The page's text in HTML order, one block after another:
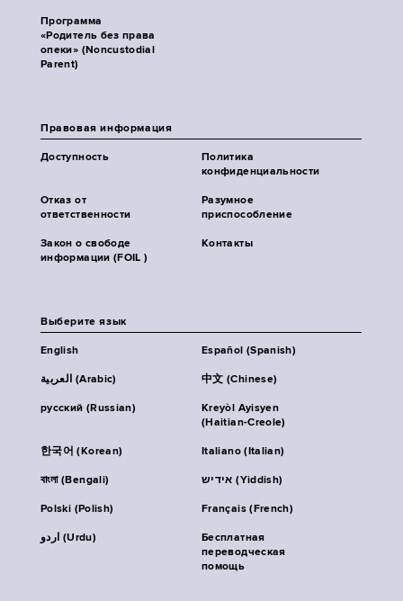
Программа
«Родитель без права
опеки» (Noncustodial
Parent)
Правовая информация
Доступность
Политика
конфиденциальности
Отказ от
ответственности
Разумное
приспособление
Закон о свободе
информации (FOIL )
Контакты
Выберите язык
English Español (Spanish)
العربية (Arabic) 中文 (Chinese)
русский (Russian)
Kreyòl Ayisyen
(Haitian-Creole)
한국어 (Korean) Italiano (Italian)
বাংলা (Bengali) אידיש (Yiddish)
Polski (Polish) Français (French)
اردو (Urdu)
Бесплатная
переводческая
помощь